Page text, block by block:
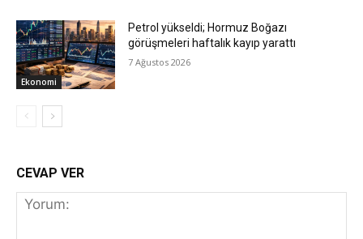
Ekonomi
Petrol yükseldi; Hormuz Boğazı
görüşmeleri haftalık kayıp yarattı
7 Ağustos 2026
CEVAP VER